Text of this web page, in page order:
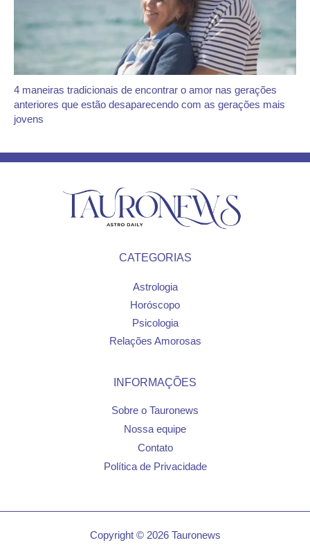
4 maneiras tradicionais de encontrar o amor nas gerações
anteriores que estão desaparecendo com as gerações mais
jovens
CATEGORIAS
Astrologia
Horóscopo
Psicologia
Relações Amorosas
INFORMAÇÕES
Sobre o Tauronews
Nossa equipe
Contato
Política de Privacidade
Copyright © 2026 Tauronews